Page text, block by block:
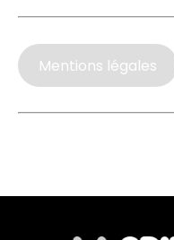
Mentions légales